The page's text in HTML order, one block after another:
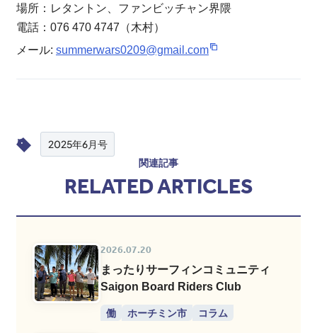
場所：レタントン、ファンビッチャン界隈
電話：076 470 4747（木村）
メール: summerwars0209@gmail.com
2025年6月号
関連記事
RELATED ARTICLES
2026.07.20
まったりサーフィンコミュニティ
Saigon Board Riders Club
働 ホーチミン市 コラム